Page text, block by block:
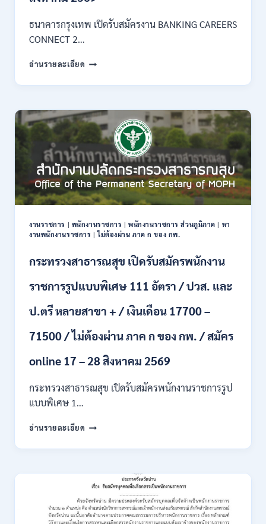
–
ธนาคารกรุงเทพ เปิดรับสมัครงาน BANKING CAREERS
CONNECT 2…
อ่านรายละเอียด ธนาคาร
เปิด
สมัคร
งาน
40
ตำแหน่ง
/
ปริญญา
ตรี
หลาย
ขึ้น
ไป
ยินดี
นักศึกษา
ใหม่
สมัคร
8
งานราชการ | พนักงานราชการ |พนักงานราชการ ส่วนภูมิภาค | หา
งานพนักงานราชการ |ไม่ต้องผ่าน ภาค ก ของ กพ.
กระทรวงสาธารณสุข เปิดรับสมัครพนักงาน
ราชการรูปแบบพิเศษ 111 อัตรา / ปวส. และ
ป.ตรี หลายสาขา + / เงินเดือน 17700 –
71500 / ไม่ต้องผ่าน ภาค ก ของ กพ. / สมัคร
online 17 – 28 สิงหาคม 2569
กระทรวงสาธารณสุข เปิดรับสมัครพนักงานราชการรูป
แบบพิเศษ 1…
อ่านรายละเอียด กระทรวง
เปิด
สมัคร
พนักงาน
ราชการ
รูป
แบบ